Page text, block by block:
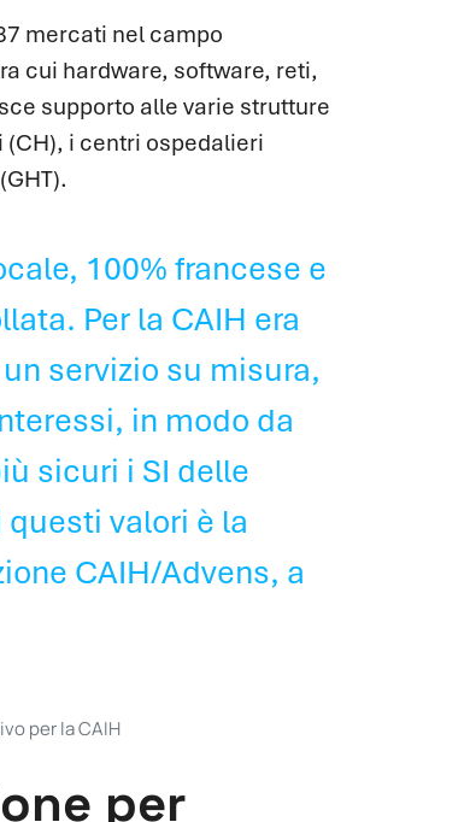
mercati nel campo
cui hardware, software, reti,
supporto alle varie strutture
i centri ospedalieri
100% francese e
Per la CAIH era
servizio su misura,
in modo da
sicuri i SI delle
valori è la
CAIH/Advens, a
per la CAIH
per